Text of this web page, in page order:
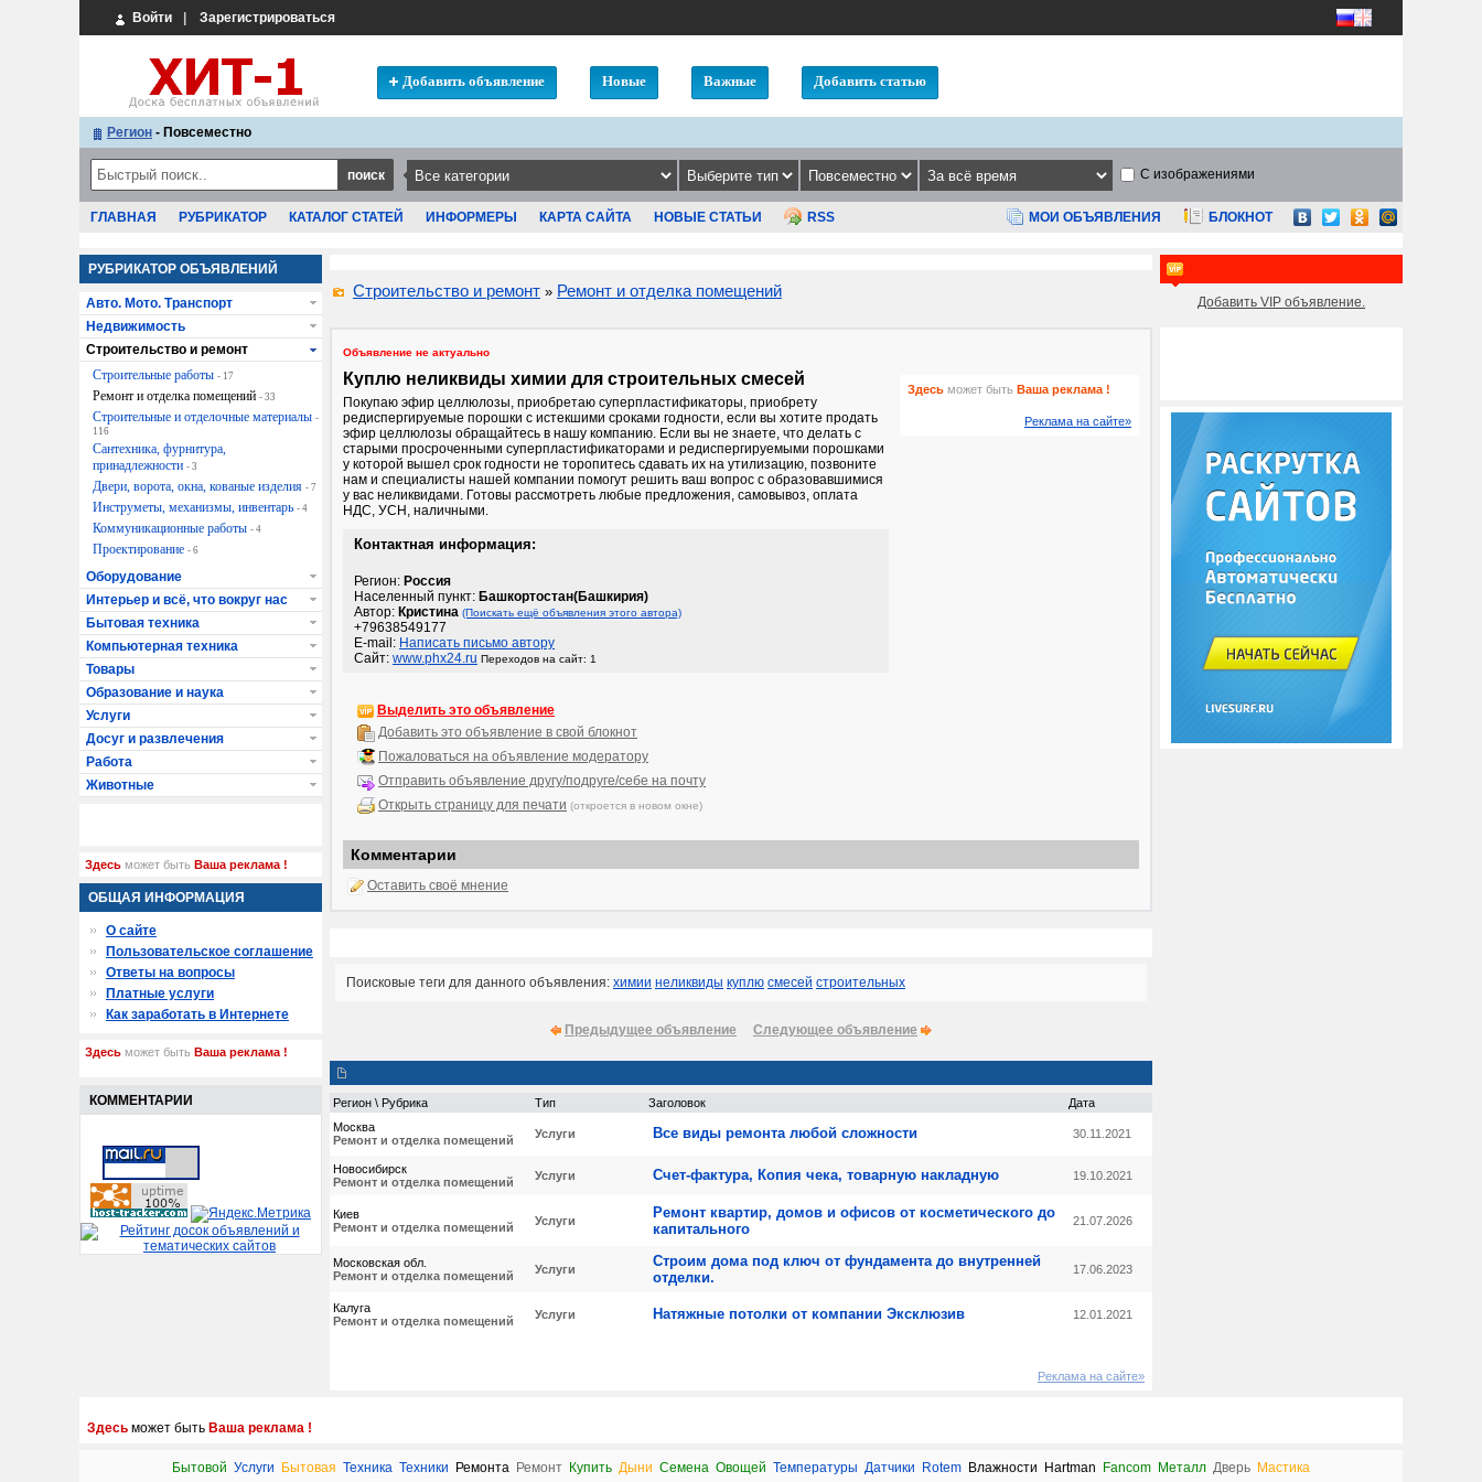
Войти Зарегистрироваться
Добавить объявление Новые Важные Добавить статью
Регион - Повсеместно
С изображениями
ГЛАВНАЯ РУБРИКАТОР КАТАЛОГ СТАТЕЙ ИНФОРМЕРЫ КАРТА САЙТА НОВЫЕ СТАТЬИ RSS МОИ ОБЪЯВЛЕНИЯ БЛОКНОТ
Строительство и ремонт » Ремонт и отделка помещений
Объявление не актуально
Куплю неликвиды химии для строительных смесей
Покупаю эфир целлюлозы, приобретаю суперпластификаторы, приобрету
редиспергируемые порошки с истекшими сроками годности, если вы хотите продать
эфир целлюлозы обращайтесь в нашу компанию. Если вы не знаете, что делать с
старыми просроченными суперпластификаторами и редиспергируемыми порошками
у которой вышел срок годности не торопитесь сдавать их на утилизацию, позвоните
нам и специалисты нашей компании помогут решить ваш вопрос с образовавшимися
у вас неликвидами. Готовы рассмотреть любые предложения, самовывоз, оплата
НДС, УСН, наличными.
Контактная информация:
Регион: Россия
Населенный пункт: Башкортостан(Башкирия)
Автор: Кристина (Поискать ещё объявления этого автора)
+79638549177
E-mail: Написать письмо автору
Сайт: www.phx24.ru Переходов на сайт: 1
Выделить это объявление
Добавить это объявление в свой блокнот
Пожаловаться на объявление модератору
Отправить объявление другу/подруге/себе на почту
Открыть страницу для печати (откроется в новом окне)
Здесь может быть Ваша реклама !
Реклама на сайте»
Комментарии
Оставить своё мнение
Поисковые теги для данного объявления: химии неликвиды куплю смесей строительных
Предыдущее объявление Следующее объявление
Регион \ Рубрика Тип Заголовок
Дата
Москва
Ремонт и отделка помещений
Услуги Все виды ремонта любой сложности 30.11.2021
Новосибирск
Ремонт и отделка помещений
Услуги Счет-фактура, Копия чека, товарную накладную 19.10.2021
Киев
Ремонт и отделка помещений
Услуги
Ремонт квартир, домов и офисов от косметического до
капитального
21.07.2026
Московская обл.
Ремонт и отделка помещений
Услуги
Строим дома под ключ от фундамента до внутренней
отделки.
17.06.2023
Калуга
Ремонт и отделка помещений
Услуги Натяжные потолки от компании Эксклюзив 12.01.2021
Реклама на сайте»
РУБРИКАТОР ОБЪЯВЛЕНИЙ
Авто. Мото. Транспорт
Недвижимость
Строительство и ремонт
Строительные работы - 17
Ремонт и отделка помещений - 33
Строительные и отделочные материалы -
116
Сантехника, фурнитура,
принадлежности - 3
Двери, ворота, окна, кованые изделия - 7
Инструметы, механизмы, инвентарь - 4
Коммуникационные работы - 4
Проектирование - 6
Оборудование
Интерьер и всё, что вокруг нас
Бытовая техника
Компьютерная техника
Товары
Образование и наука
Услуги
Досуг и развлечения
Работа
Животные
Здесь может быть Ваша реклама !
ОБЩАЯ ИНФОРМАЦИЯ
О сайте
Пользовательское соглашение
Ответы на вопросы
Платные услуги
Как заработать в Интернете
Здесь может быть Ваша реклама !
КОММЕНТАРИИ
Добавить VIP объявление.
Здесь может быть Ваша реклама !
Бытовой Услуги Бытовая Техника Техники Ремонта Ремонт Купить Дыни Семена Овощей Температуры Датчики Rotem Влажности Hartman Fancom Металл Дверь Мастика